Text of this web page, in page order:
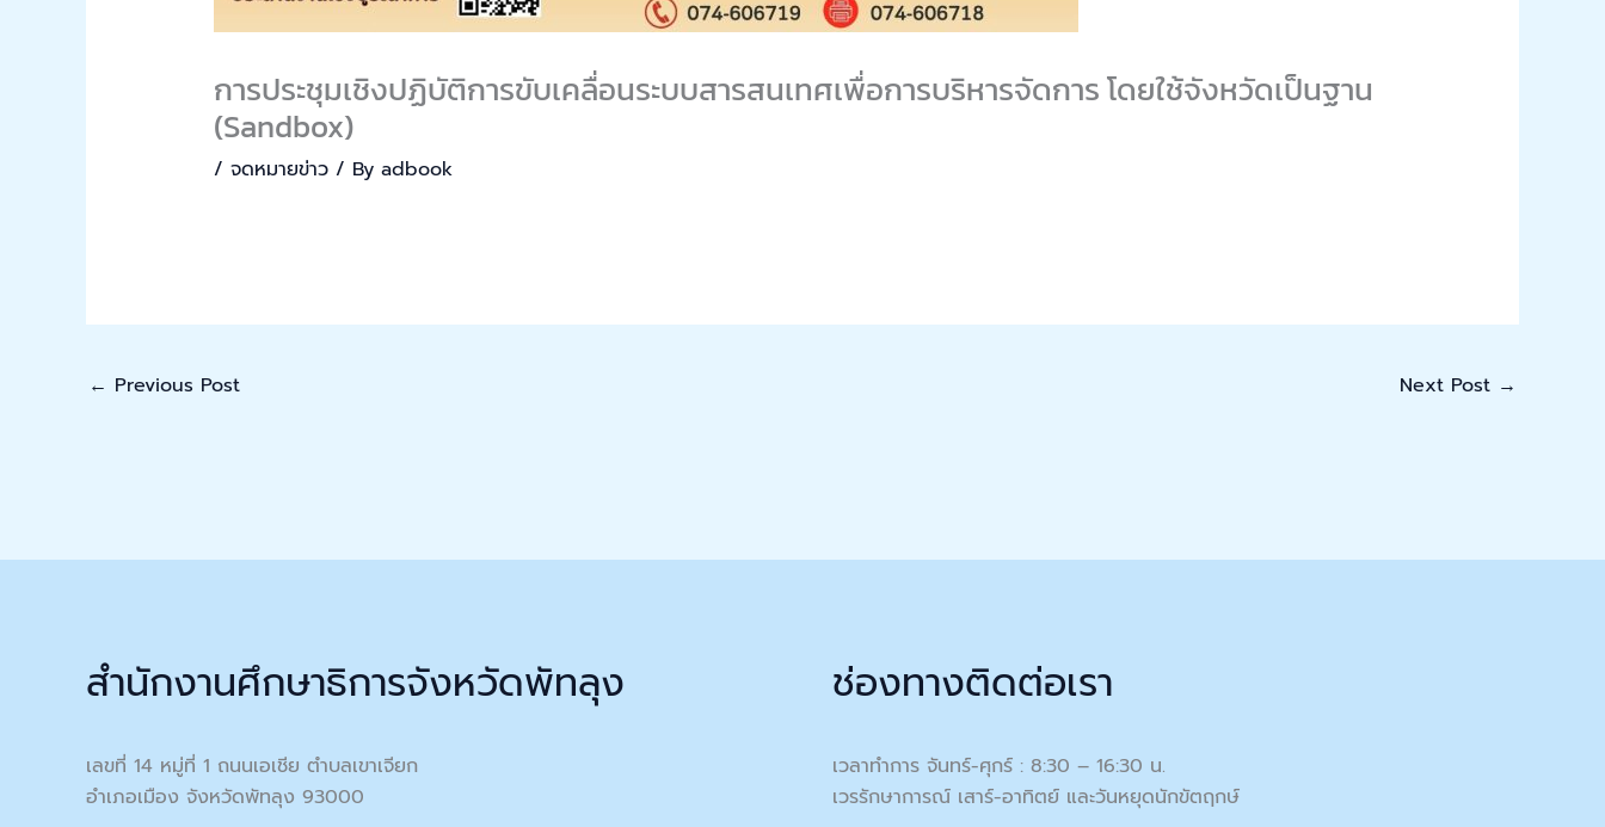
การประชุมเชิงปฏิบัติการขับเคลื่อนระบบสารสนเทศเพื่อการบริหารจัดการ โดยใช้จังหวัดเป็นฐาน
(Sandbox)
/ จดหมายข่าว/ By adbook
← Previous Post Next Post →
สำนักงานศึกษาธิการจังหวัดพัทลุง
เลขที่ 14 หมู่ที่ 1 ถนนเอเชีย ตำบลเขาเจียก
อำเภอเมือง จังหวัดพัทลุง 93000
ช่องทางติดต่อเรา
เวลาทำการ จันทร์-ศุกร์ : 8:30 – 16:30 น.
เวรรักษาการณ์ เสาร์-อาทิตย์ และวันหยุดนักขัตฤกษ์